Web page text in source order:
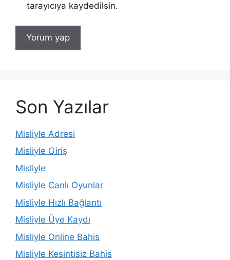
tarayıcıya kaydedilsin.
Son Yazılar
Misliyle Adresi
Misliyle Giriş
Misliyle
Misliyle Canlı Oyunlar
Misliyle Hızlı Bağlantı
Misliyle Üye Kaydı
Misliyle Online Bahis
Misliyle Kesintisiz Bahis